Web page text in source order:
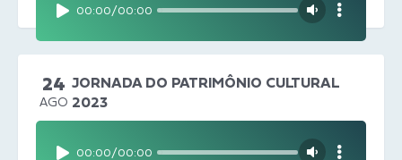
00:00/00:00
24
AGO
JORNADA DO PATRIMÔNIO CULTURAL
2023
00:00/00:00